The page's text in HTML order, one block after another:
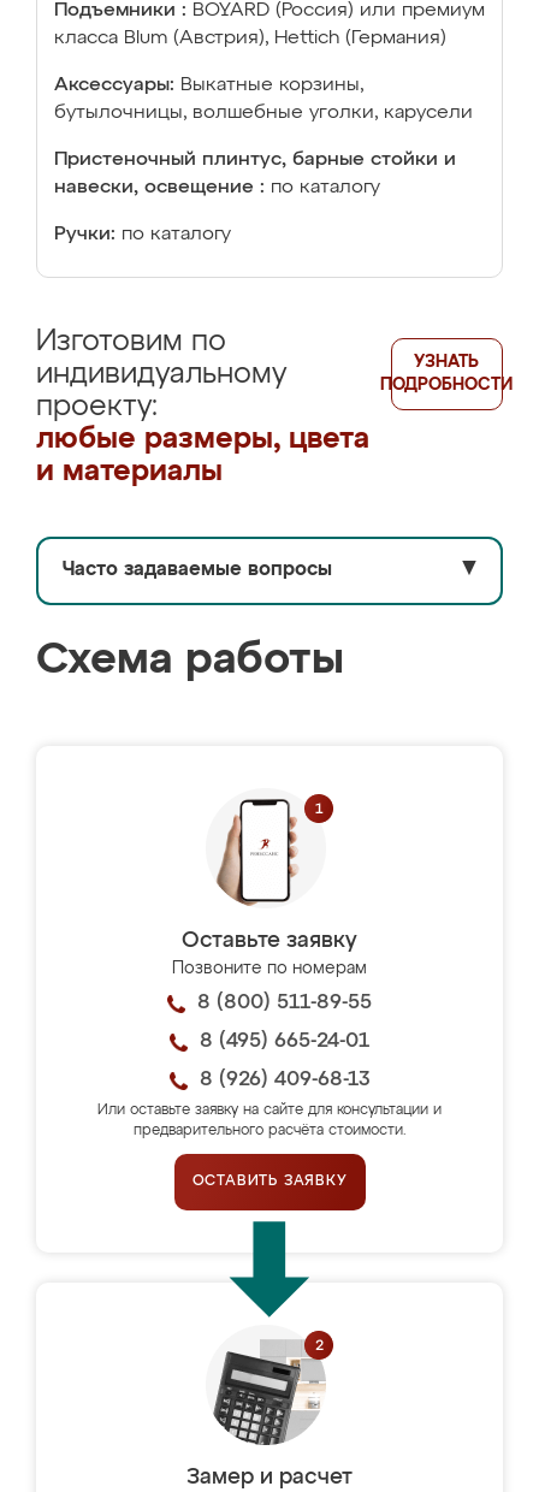
Подъемники : BOYARD (Россия) или премиум
класса Blum (Австрия), Hettich (Германия)
Аксессуары: Выкатные корзины,
бутылочницы, волшебные уголки, карусели
Пристеночный плинтус, барные стойки и
навески, освещение : по каталогу
Ручки: по каталогу
Изготовим по
индивидуальному
проекту:
любые размеры, цвета
и материалы
УЗНАТЬ
ПОДРОБНОСТИ
Часто задаваемые вопросы ▼
Схема работы
Оставьте заявку
Позвоните по номерам
8 (800) 511-89-55
8 (495) 665-24-01
8 (926) 409-68-13
Или оставьте заявку на сайте для консультации и
предварительного расчёта стоимости.
ОСТАВИТЬ ЗАЯВКУ
Замер и расчет